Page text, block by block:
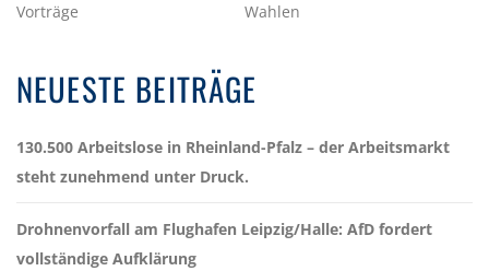
Vorträge
Wahlen
NEUESTE BEITRÄGE
130.500 Arbeitslose in Rheinland-Pfalz – der Arbeitsmarkt
steht zunehmend unter Druck.
Drohnenvorfall am Flughafen Leipzig/Halle: AfD fordert
vollständige Aufklärung